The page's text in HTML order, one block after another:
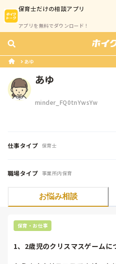
保育士だけの相談アプリ
アプリを無料でダウンロード！
あゆ
あゆ
minder_FQ0tnYwsYw
仕事タイプ 保育士
職場タイプ 事業所内保育
お悩み相談
保育・お仕事
1、2歳児のクリスマスゲームに